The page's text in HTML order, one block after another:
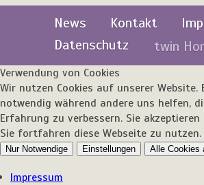
News Kontakt
Datenschutz
twin
Verwendung von Cookies
Wir nutzen Cookies auf unserer Website.
notwendig während andere uns helfen,
Erfahrung zu verbessern. Sie akzeptieren
Sie fortfahren diese Webseite zu nutzen.
Nur Notwendige Einstellungen Alle Cookies
Impressum